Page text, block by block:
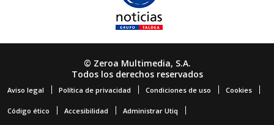
© Zeroa Multimedia, S.A.
Todos los derechos reservados
Aviso legal Política de privacidad Condiciones de uso Cookies
Código ético Accesibilidad Administrar Utiq